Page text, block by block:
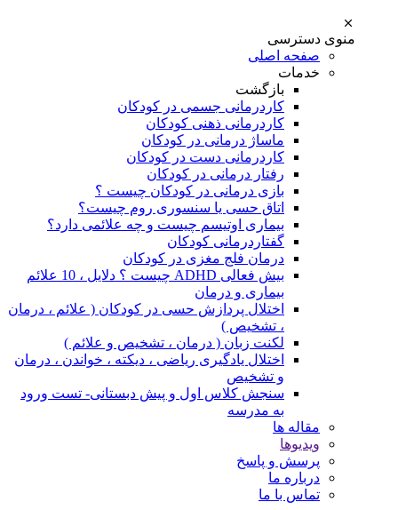
منوی دسترسی
صفحه اصلی
خدمات
بازگشت
کاردرمانی جسمی در کودکان
کاردرمانی ذهنی کودکان
ماساژ درمانی در کودکان
کاردرمانی دست در کودکان
رفتار درمانی در کودکان
بازی درمانی در کودکان چیست ؟
اتاق حسی یا سنسوری روم چیست؟
بیماری اوتیسم چیست و چه علائمی دارد؟
گفتاردرمانی کودکان
درمان فلج مغزی در کودکان
بیش فعالی ADHD چیست ؟ دلایل ، 10 علائم
بیماری و درمان
اختلال پردازش حسی در کودکان ( علائم ، درمان
، تشخیص )
لکنت زبان ( درمان ، تشخیص و علائم )
اختلال یادگیری ریاضی ، دیکته ، خواندن ، درمان
و تشخیص
سنجش کلاس اول و پیش دبستانی- تست ورود
به مدرسه
مقاله ها
ویدیوها
پرسش و پاسخ
درباره ما
تماس با ما